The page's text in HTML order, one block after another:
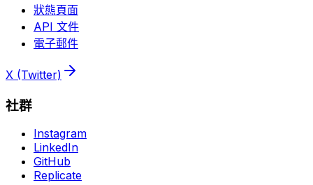
狀態頁面
API 文件
電子郵件
X (Twitter)
社群
Instagram
LinkedIn
GitHub
Replicate